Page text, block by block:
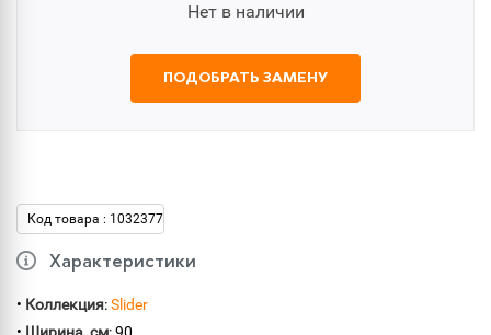
Нет в наличии
ПОДОБРАТЬ ЗАМЕНУ
Код товара : 1032377
Характеристики
• Коллекция:Slider